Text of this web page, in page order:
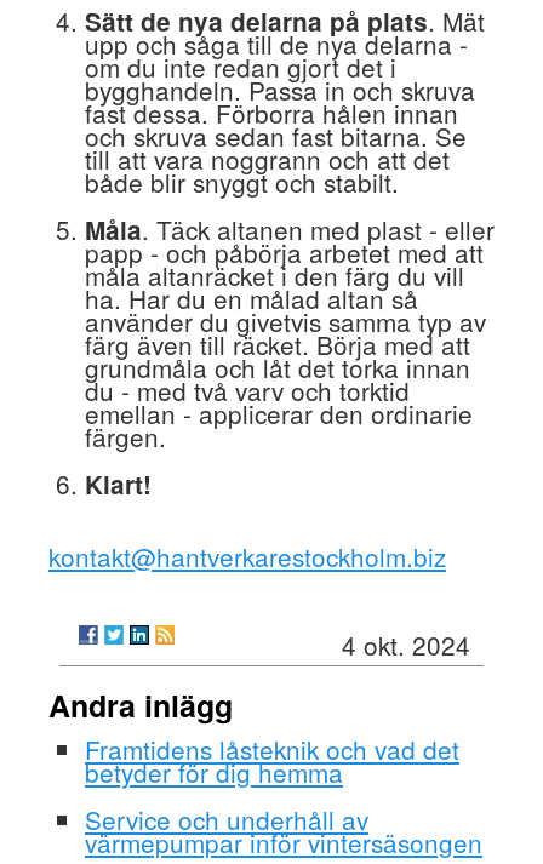
Sätt de nya delarna på plats. Mät
upp och såga till de nya delarna -
om du inte redan gjort det i
bygghandeln. Passa in och skruva
fast dessa. Förborra hålen innan
och skruva sedan fast bitarna. Se
till att vara noggrann och att det
både blir snyggt och stabilt.
Måla. Täck altanen med plast - eller
papp - och påbörja arbetet med att
måla altanräcket i den färg du vill
ha. Har du en målad altan så
använder du givetvis samma typ av
färg även till räcket. Börja med att
grundmåla och låt det torka innan
du - med två varv och torktid
emellan - applicerar den ordinarie
färgen.
Klart!
kontakt@hantverkarestockholm.biz
4 okt. 2024
Andra inlägg
Framtidens låsteknik och vad det
betyder för dig hemma
Service och underhåll av
värmepumpar inför vintersäsongen